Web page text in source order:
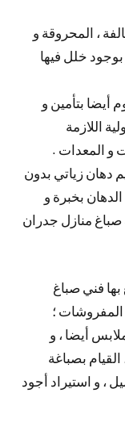
، المحروقة و
بوجود خلل فيها
أيضا بتأمين و
اللازمة
و المعدات .
دهان زياتي بدون
بخبرة و
صباغ منازل جدران
بها فني صباغ
المفروشات ؛
أيضا ، و
بصباغة
، و استيراد أجود